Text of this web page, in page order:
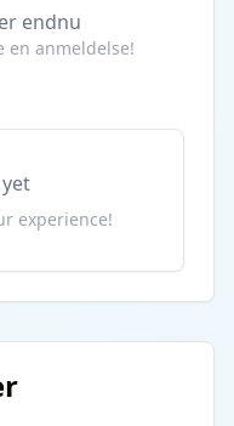
endnu
en anmeldelse!
experience!